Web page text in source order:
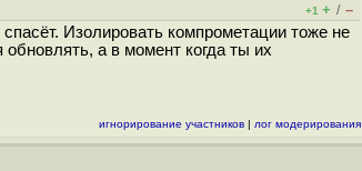
+1 + / –
Изолировать компрометации тоже не
а в момент когда ты их
игнорирование участников | лог модерирования